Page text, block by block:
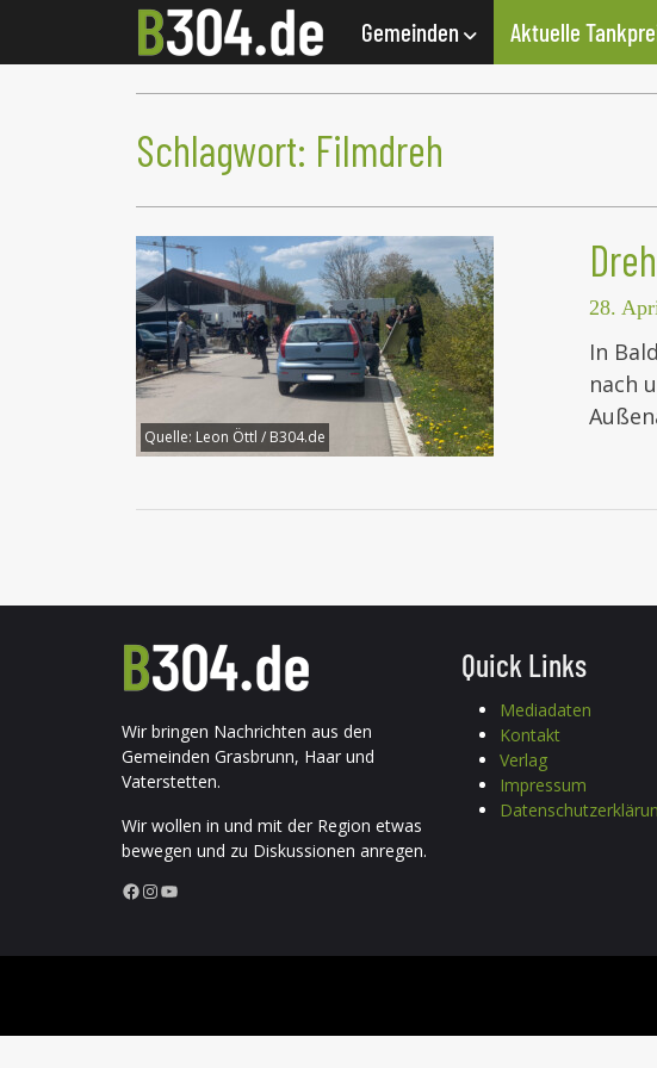
Gemeinden Aktuelle
Schlagwort: Filmdreh
Quelle: Leon Öttl / B304.de
28.
In
nach
Wir bringen Nachrichten aus den
Gemeinden Grasbrunn, Haar und
Vaterstetten.
Wir wollen in und mit der Region etwas
bewegen und zu Diskussionen anregen.
Facebook InstagramYouTube
Quick Links
Mediadaten
Kontakt
Verlag
Impressum